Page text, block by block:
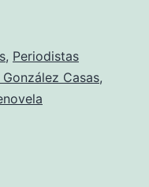
González
Casas
, Periodistas
Casas,